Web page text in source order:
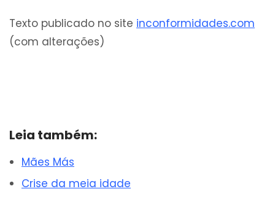
Texto publicado no site inconformidades.com
(com alterações)
Leia também:
Mães Más
Crise da meia idade